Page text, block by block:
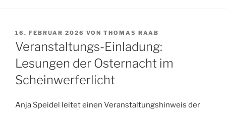
VERÖFFENTLICHT
AM
16. FEBRUAR 2026 VON THOMAS RAAB
Veranstaltungs-Einladung:
Lesungen der Osternacht im
Scheinwerferlicht
Anja Speidel leitet einen Veranstaltungshinweis der